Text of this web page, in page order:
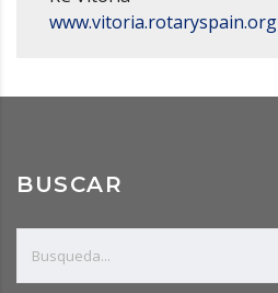
www.vitoria.rotaryspain.org
BUSCAR